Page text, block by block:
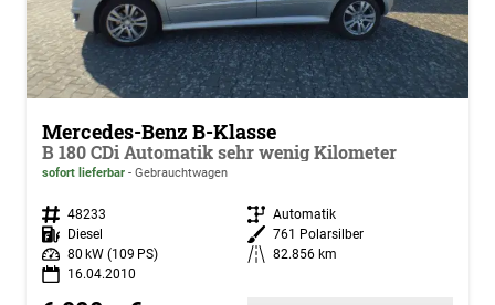
Mercedes-Benz B-Klasse
B 180 CDi Automatik sehr wenig Kilometer
sofort lieferbar Gebrauchtwagen
Fahrzeugnr. 48233 Getriebe Automatik
Kraftstoff Diesel Außenfarbe 761 Polarsilber
Leistung
80 kW (109 PS) Kilometerstand 82.856 km
16.04.2010